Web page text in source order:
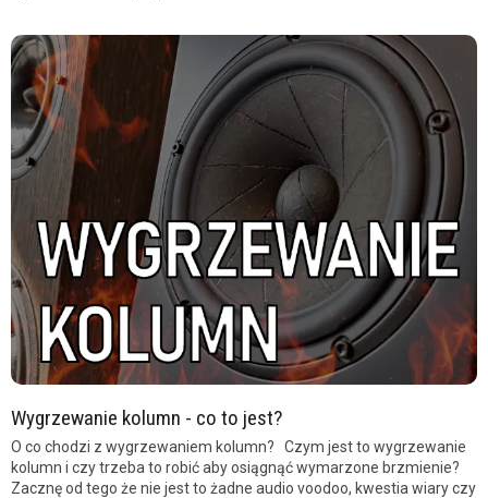
Wygrzewanie kolumn - co to jest?
O co chodzi z wygrzewaniem kolumn? Czym jest to wygrzewanie
kolumn i czy trzeba to robić aby osiągnąć wymarzone brzmienie?
Zacznę od tego że nie jest to żadne audio voodoo, kwestia wiary czy